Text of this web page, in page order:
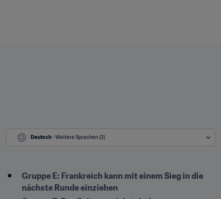
Deutsch - Weitere Sprachen (2)
Gruppe E: Frankreich kann mit einem Sieg in die
nächste Runde einziehen